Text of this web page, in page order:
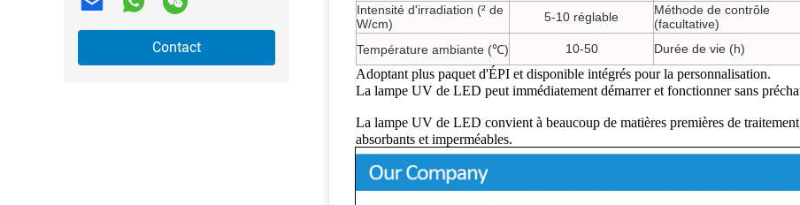
Contact
Intensité d'irradiation (² de
W/cm)
5-10 réglable
Méthode de contrôle
(facultative)
Température ambiante (℃)
10-50 Durée de vie (h)
Adoptant plus paquet d'ÉPI et disponible intégrés pour la personnalisation.
La lampe UV de LED peut immédiatement démarrer et fonctionner sans
La lampe UV de LED convient à beaucoup de matières premières de
absorbants et imperméables.